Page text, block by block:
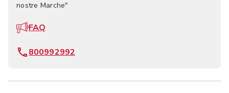
nostre Marche"
FAQ
800992992